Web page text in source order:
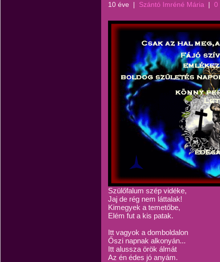
10 éve | Szántó Imréné Mária | 0
Szülőfalum szép vidéke,
Jaj de rég nem láttalak!
Kimegyek a temetőbe,
Elém fut a kis patak.
Itt vagyok a domboldalon
Őszi napnak alkonyán...
Itt alussza örök álmát
Az én édes jó anyám.